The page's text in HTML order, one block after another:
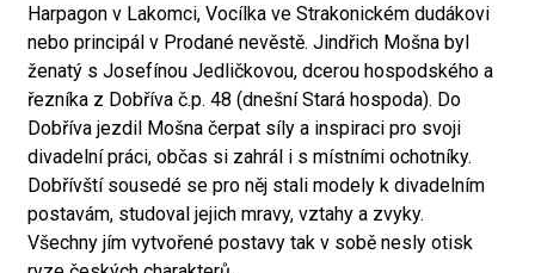
Harpagon v Lakomci, Vocílka ve Strakonickém dudákovi
nebo principál v Prodané nevěstě. Jindřich Mošna byl
ženatý s Josefínou Jedličkovou, dcerou hospodského a
řezníka z Dobříva č.p. 48 (dnešní Stará hospoda). Do
Dobříva jezdil Mošna čerpat síly a inspiraci pro svoji
divadelní práci, občas si zahrál i s místními ochotníky.
Dobřívští sousedé se pro něj stali modely k divadelním
postavám, studoval jejich mravy, vztahy a zvyky.
Všechny jím vytvořené postavy tak v sobě nesly otisk